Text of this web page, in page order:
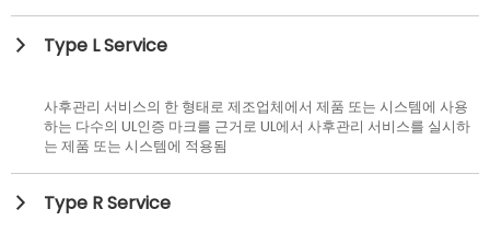
Type L Service
사후관리 서비스의 한 형태로 제조업체에서 제품 또는 시스템에 사용
하는 다수의 UL인증 마크를 근거로 UL에서 사후관리 서비스를 실시하
는 제품 또는 시스템에 적용됨
Type R Service